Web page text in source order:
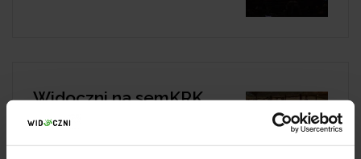
Widoczni na semKRK
2022 - relacja z
konferencji